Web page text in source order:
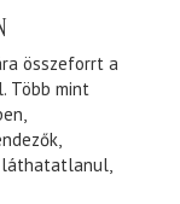
összeforrt a
Több mint
láthatatlanul,